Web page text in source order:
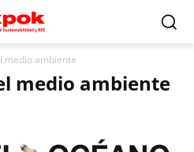
medio ambiente
medio ambiente